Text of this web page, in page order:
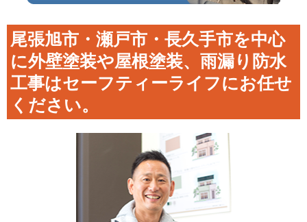
尾張旭市・瀬戸市・長久手市を中心
に外壁塗装や屋根塗装、雨漏り防水
工事はセーフティーライフにお任せ
ください。